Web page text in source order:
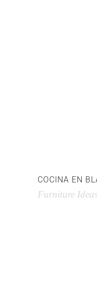
COCINA EN
Furniture Ideas